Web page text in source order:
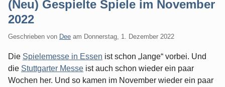
(Neu) Gespielte Spiele im November
2022
Geschrieben von Dee am Donnerstag, 1. Dezember 2022
Die Spielemesse in Essen ist schon „lange“ vorbei. Und
die Stuttgarter Messe ist auch schon wieder ein paar
Wochen her. Und so kamen im November wieder ein paar